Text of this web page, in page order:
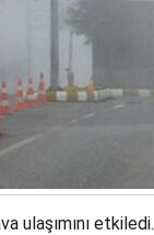
ulaşımını